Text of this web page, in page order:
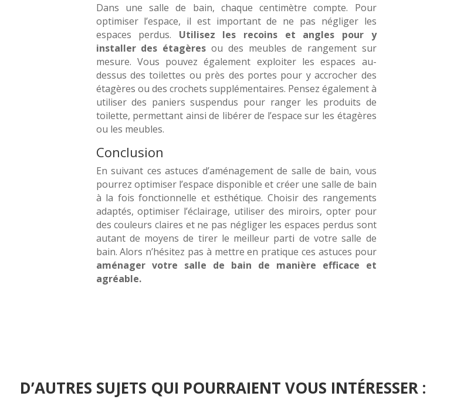
Dans une salle de bain, chaque centimètre compte. Pour
optimiser l’espace, il est important de ne pas négliger les
espaces perdus. Utilisez les recoins et angles pour y
installer des étagèresou des meubles de rangement sur
mesure. Vous pouvez également exploiter les espaces au-
dessus des toilettes ou près des portes pour y accrocher des
étagères ou des crochets supplémentaires. Pensez également à
utiliser des paniers suspendus pour ranger les produits de
toilette, permettant ainsi de libérer de l’espace sur les étagères
ou les meubles.
Conclusion
En suivant ces astuces d’aménagement de salle de bain, vous
pourrez optimiser l’espace disponible et créer une salle de bain
à la fois fonctionnelle et esthétique. Choisir des rangements
adaptés, optimiser l’éclairage, utiliser des miroirs, opter pour
des couleurs claires et ne pas négliger les espaces perdus sont
autant de moyens de tirer le meilleur parti de votre salle de
bain. Alors n’hésitez pas à mettre en pratique ces astuces pour
aménager votre salle de bain de manière efficace et
agréable.
D’AUTRES SUJETS QUI POURRAIENT VOUS INTÉRESSER :